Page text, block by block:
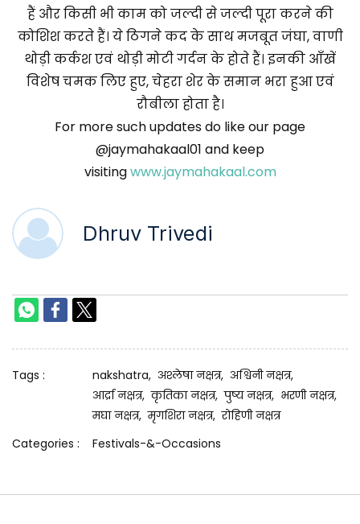
हैं और किसी भी काम को जल्दी से जल्दी पूरा करने की
कोशिश करते हैं। ये ठिगने कद के साथ मजबूत जंघा, वाणी
थोड़ी कर्कश एवं थोड़ी मोटी गर्दन के होते हैं। इनकी आँखें
विशेष चमक लिए हुए, चेहरा शेर के समान भरा हुआ एवं
रौबीला होता है।
For more such updates do like our page
@jaymahakaal01 and keep
visitingwww.jaymahakaal.com
Dhruv Trivedi
Tags : nakshatra, अश्लेषा नक्षत्र, अश्विनी नक्षत्र,
आर्द्रा नक्षत्र,कृतिका नक्षत्र,पुष्य नक्षत्र, भरणी नक्षत्र,
मघा नक्षत्र,मृगशिरा नक्षत्र,रोहिणी नक्षत्र
Categories :
Festivals-&-Occasions